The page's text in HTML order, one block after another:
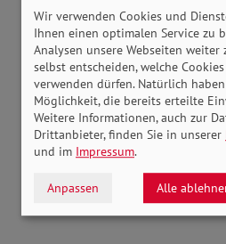
Wir verwenden Cookies und
Ihnen einen optimalen Service zu
Analysen unsere Webseiten weiter
selbst entscheiden, welche
verwenden dürfen. Natürlich
Möglichkeit, die bereits erteilte
Weitere Informationen, auch zur
Drittanbieter, finden Sie in unserer
und im Impressum.
Anpassen Alle